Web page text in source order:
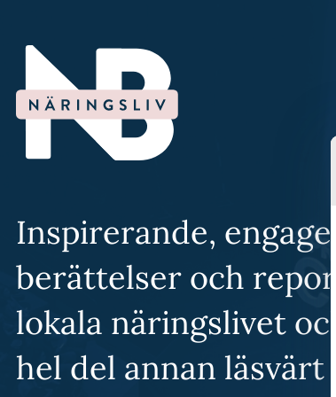
Inspirerande,
berättelser och
lokala näringslivet
hel del annan